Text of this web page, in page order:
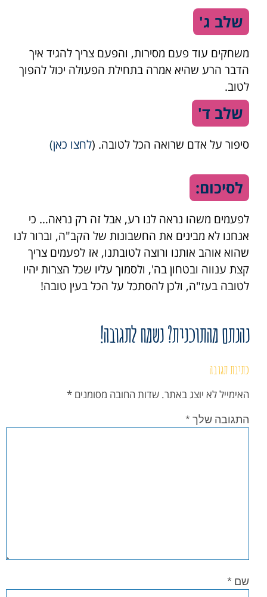
שלב ג'
משחקים עוד פעם מסירות, והפעם צריך להגיד איך
הדבר הרע שהיא אמרה בתחילת הפעולה יכול להפוך
לטוב.
שלב ד'
סיפור על אדם שרואה הכל לטובה. (לחצו כאן)
לסיכום:
לפעמים משהו נראה לנו רע, אבל זה רק נראה… כי
אנחנו לא מבינים את החשבונות של הקב"ה, וברור לנו
שהוא אוהב אותנו ורוצה לטובתנו, אז לפעמים צריך
קצת ענווה ובטחון בה', ולסמוך עליו שכל הצרות יהיו
לטובה בעז"ה, ולכן להסתכל על הכל בעין טובה!
נהנתם מהתוכנית? נשמח לתגובה!
כתיבת תגובה
האימייל לא יוצג באתר. שדות החובה מסומנים *
התגובה שלך *
שם *